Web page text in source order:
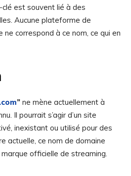
est souvent lié à des
Aucune plateforme de
ne correspond à ce nom, ce qui en
” ne mène actuellement à
Il pourrait s’agir d’un site
inexistant ou utilisé pour des
actuelle, ce nom de domaine
officielle de streaming.